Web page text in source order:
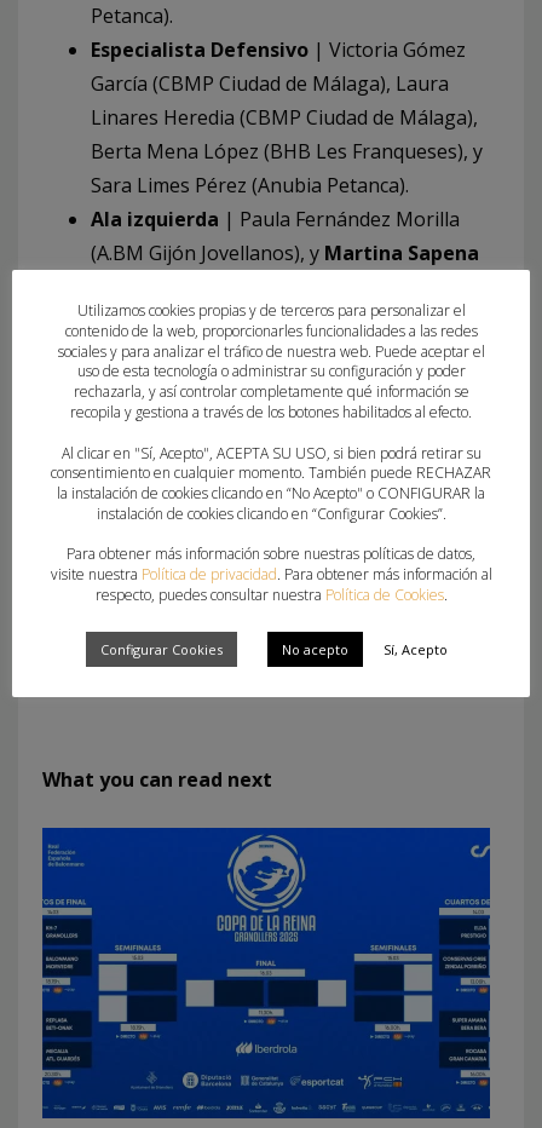
Petanca).
Especialista Defensivo | Victoria Gómez
García (CBMP Ciudad de Málaga), Laura
Linares Heredia (CBMP Ciudad de Málaga),
Berta Mena López (BHB Les Franqueses), y
Sara Limes Pérez (Anubia Petanca).
Ala izquierda | Paula Fernández Morilla
(A.BM Gijón Jovellanos), y Martina Sapena
Ala derecha| Alexandra Poblete Verde
(BMP Alcalá), y Martina Franco Pérez (A.BM
Gijón Jovellanos).
Pivote| Berta Buded Espinasa (BHB Les
Franqueses),África Cruanyes Parra (C.H.
Xàbia), Iris Santana Cacabelos (Anubia
Petanca) y Adriana Pachecho Monroy (Beach
Caserio Ciudad Real).
What you can read next
Utilizamos cookies propias y de terceros para personalizar el
contenido de la web, proporcionarles funcionalidades a las redes
sociales y para analizar el tráfico de nuestra web. Puede aceptar el
uso de esta tecnología o administrar su configuración y poder
rechazarla, y así controlar completamente qué información se
recopila y gestiona a través de los botones habilitados al efecto.
Al clicar en "Sí, Acepto", ACEPTA SU USO, si bien podrá retirar su
consentimiento en cualquier momento. También puede RECHAZAR
la instalación de cookies clicando en “No Acepto" o CONFIGURAR la
instalación de cookies clicando en “Configurar Cookies”.
Para obtener más información sobre nuestras políticas de datos,
visite nuestra Política de privacidad. Para obtener más información al
respecto, puedes consultar nuestra Política de Cookies.
Configurar Cookies No acepto Sí, Acepto